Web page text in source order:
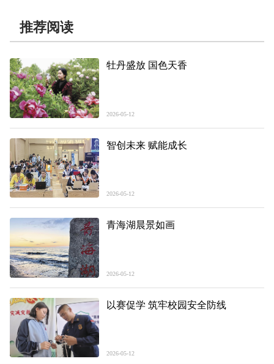
推荐阅读
牡丹盛放 国色天香
2026-05-12
智创未来 赋能成长
2026-05-12
青海湖晨景如画
2026-05-12
以赛促学 筑牢校园安全防线
2026-05-12